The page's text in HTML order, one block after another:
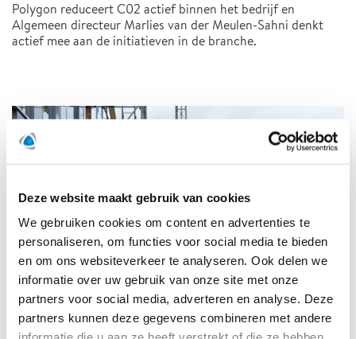
Deze website maakt gebruik van cookies
We gebruiken cookies om content en advertenties te
personaliseren, om functies voor social media te bieden
en om ons websiteverkeer te analyseren. Ook delen we
informatie over uw gebruik van onze site met onze
partners voor social media, adverteren en analyse. Deze
partners kunnen deze gegevens combineren met andere
Polygon reduceert C02 actief binnen het bedrijf en
Algemeen directeur Marlies van der Meulen-Sahni denkt
actief mee aan de initiatieven in de branche.